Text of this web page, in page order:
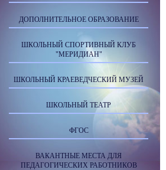
ДОПОЛНИТЕЛЬНОЕ ОБРАЗОВАНИЕ
ШКОЛЬНЫЙ СПОРТИВНЫЙ КЛУБ
"МЕРИДИАН"
ШКОЛЬНЫЙ КРАЕВЕДЧЕСКИЙ МУЗЕЙ
ШКОЛЬНЫЙ ТЕАТР
ФГОС
ВАКАНТНЫЕ МЕСТА ДЛЯ
ПЕДАГОГИЧЕСКИХ РАБОТНИКОВ